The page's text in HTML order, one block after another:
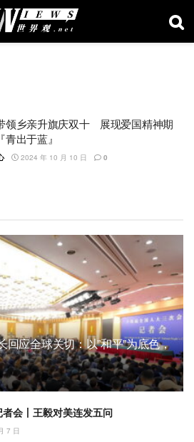
领乡亲升旗庆双十 展现爱国精神期
出于蓝』
2024 年 10 月 10 日 0
回应全球关切：以”和平”为底色，
会丨王毅对美连发五问
7 日